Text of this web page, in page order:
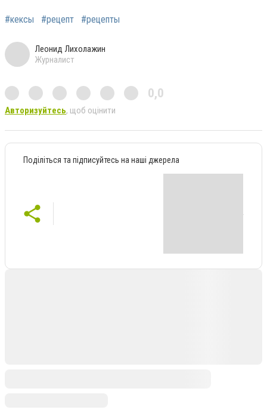
#кексы #рецепт #рецепты
Леонид Лихолажин
Журналист
0,0
Авторизуйтесь, щоб оцінити
Поділіться та підписуйтесь на наші джерела